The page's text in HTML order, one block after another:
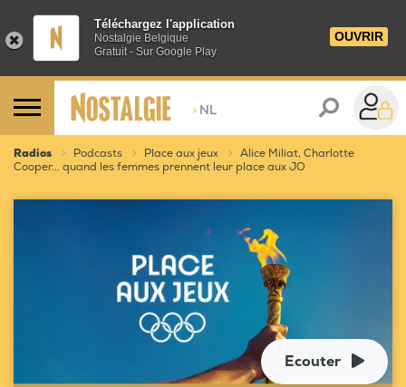
Téléchargez l'application
Nostalgie Belgique
Gratuit - Sur Google Play
OUVRIR
> NL
Radios Podcasts Place aux jeux
Alice Miliat, Charlotte
Cooper... quand les femmes prennent leur place aux JO
Ecouter